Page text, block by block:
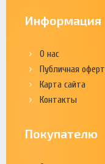
Информация
О нас
Публичная
Карта сайта
Контакты
Покупателю